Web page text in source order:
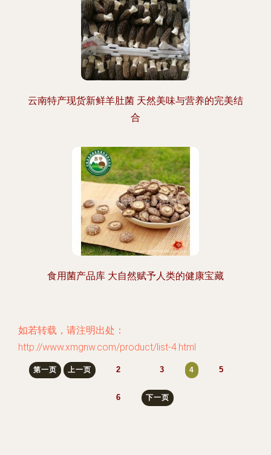
云南特产现货新鲜羊肚菌 天然美味与营养的完美结
合
食用菌产品库 大自然赋予人类的健康宝藏
如若转载，请注明出处：
http://www.xmgnw.com/product/list-4.html
第一页 上一页 2 3 4 5
6 下一页